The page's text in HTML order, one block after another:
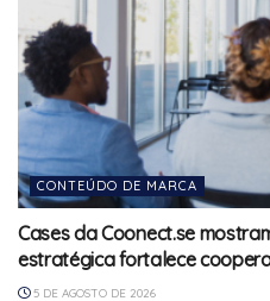
CONTEÚDO DE MARCA
Cases da Coonect.se
estratégica fortalece
5 DE AGOSTO DE 2026